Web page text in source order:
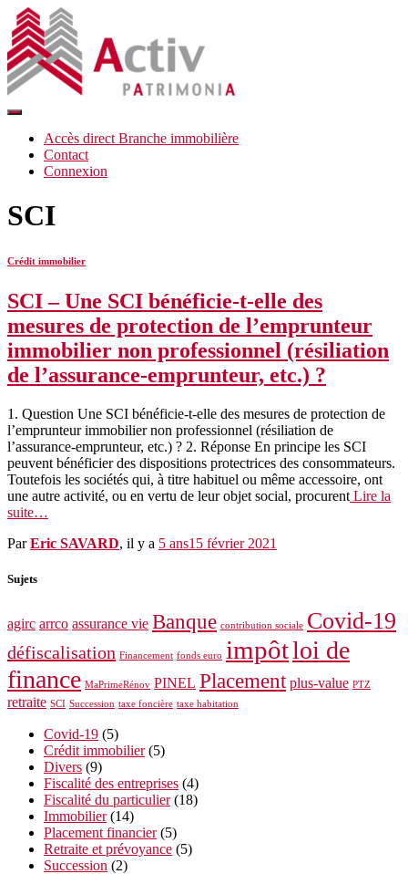
Déplier
navigationAccès direct Branche immobilière
Contact
Connexion
SCI
Crédit immobilier
SCI – Une SCI bénéficie-t-elle des
mesures de protection de l’emprunteur
immobilier non professionnel (résiliation
de l’assurance-emprunteur, etc.) ?
1. Question Une SCI bénéficie-t-elle des mesures de protection de
l’emprunteur immobilier non professionnel (résiliation de
l’assurance-emprunteur, etc.) ? 2. Réponse En principe les SCI
peuvent bénéficier des dispositions protectrices des consommateurs.
Toutefois les sociétés qui, à titre habituel ou même accessoire, ont
une autre activité, ou en vertu de leur objet social, procurent Lire la
suite…
ParEric SAVARD, il y a 5 ans15 février 2021
Sujets
agirc arrco assurance vie Banque contribution sociale Covid-19
défiscalisation Financement fonds euro impôtloi de
finance MaPrimeRénov PINEL Placement plus-value PTZ
retraite SCI Succession taxe foncière taxe habitation
Covid-19 (5)
Crédit immobilier(5)
Divers (9)
Fiscalité des entreprises (4)
Fiscalité du particulier(18)
Immobilier(14)
Placement financier(5)
Retraite et prévoyance (5)
Succession (2)